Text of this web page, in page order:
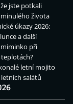
jste potkali
života
úkazy 2026:
a další
miminko při
letní mojito
salátů